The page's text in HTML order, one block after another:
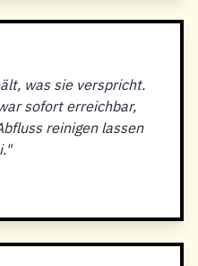
was sie verspricht.
sofort erreichbar,
reinigen lassen